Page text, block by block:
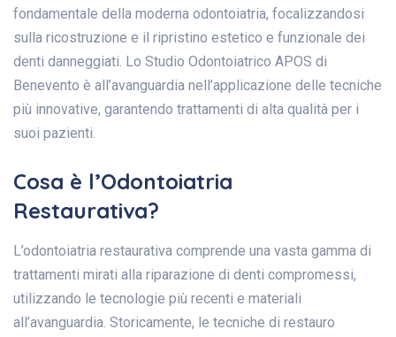
fondamentale della moderna odontoiatria, focalizzandosi
sulla ricostruzione e il ripristino estetico e funzionale dei
denti danneggiati. Lo Studio Odontoiatrico APOS di
Benevento è all’avanguardia nell’applicazione delle tecniche
più innovative, garantendo trattamenti di alta qualità per i
suoi pazienti.
Cosa è l’Odontoiatria
Restaurativa?
L’odontoiatria restaurativa comprende una vasta gamma di
trattamenti mirati alla riparazione di denti compromessi,
utilizzando le tecnologie più recenti e materiali
all’avanguardia. Storicamente, le tecniche di restauro